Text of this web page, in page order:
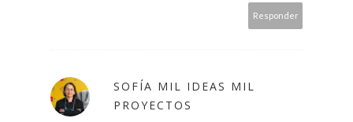
Responder
SOFÍA MIL IDEAS MIL
PROYECTOS